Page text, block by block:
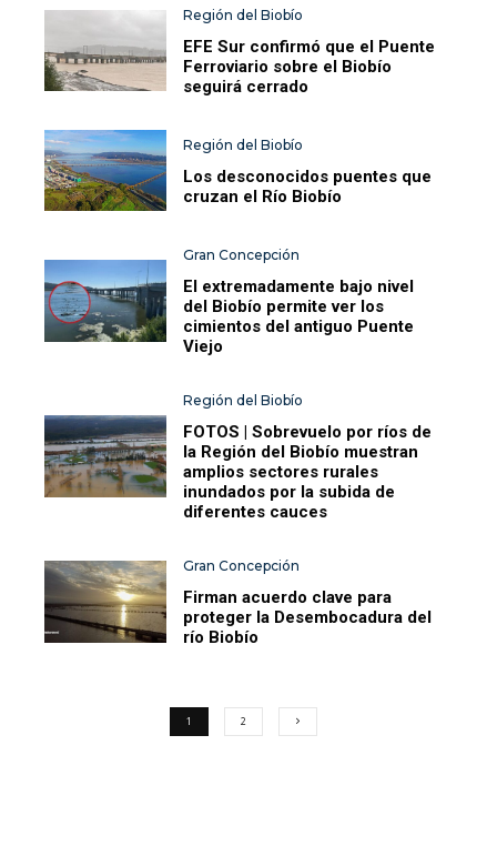
Región del Biobío
EFE Sur confirmó que el Puente
Ferroviario sobre el Biobío
seguirá cerrado
Región del Biobío
Los desconocidos puentes que
cruzan el Río Biobío
Gran Concepción
El extremadamente bajo nivel
del Biobío permite ver los
cimientos del antiguo Puente
Viejo
Región del Biobío
FOTOS | Sobrevuelo por ríos de
la Región del Biobío muestran
amplios sectores rurales
inundados por la subida de
diferentes cauces
Gran Concepción
Firman acuerdo clave para
proteger la Desembocadura del
río Biobío
1 2